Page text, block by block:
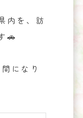
内を、訪
🚗
になり